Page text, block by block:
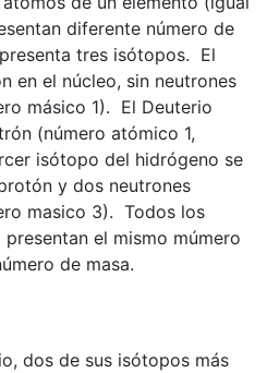
diferente número de
tres isótopos. El
en el núcleo, sin neutrones
másico 1). El Deuterio
(número atómico 1,
isótopo del hidrógeno se
y dos neutrones
masico 3). Todos los
el mismo múmero
de masa.
dos de sus isótopos más